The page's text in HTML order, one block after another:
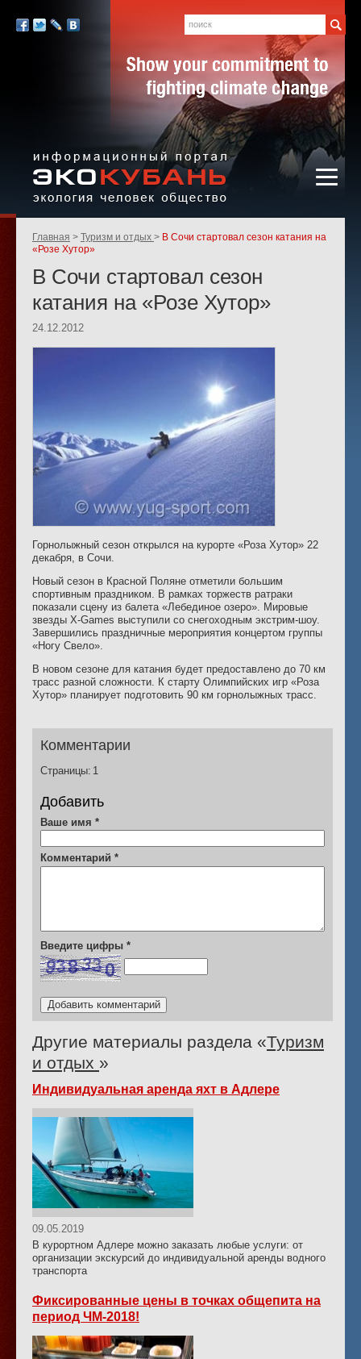
«ЭКО-КУБАНЬ»
человек,
общество
Родительские
страницы:
Главная Туризм и отдых
В Сочи стартовал сезон катания на
«Розе Хутор»
В Сочи стартовал сезон
катания на «Розе Хутор»
24.12.2012
Горнолыжный сезон открылся на курорте «Роза Хутор» 22
декабря, в Сочи.
Новый сезон в Красной Поляне отметили большим
спортивным праздником. В рамках торжеств ратраки
показали сцену из балета «Лебединое озеро». Мировые
звезды X-Games выступили со снегоходным экстрим-шоу.
Завершились праздничные мероприятия концертом группы
«Ногу Свело».
В новом сезоне для катания будет предоставлено до 70 км
трасс разной сложности. К старту Олимпийских игр «Роза
Хутор» планирует подготовить 90 км горнолыжных трасс.
Комментарии
Страницы: 1
Добавить
Ваше имя *
Комментарий *
Введите цифры *
Другие материалы раздела «Туризм
и отдых »
Индивидуальная аренда яхт в Адлере
09.05.2019
В курортном Адлере можно заказать любые услуги: от
организации экскурсий до индивидуальной аренды водного
транспорта
Фиксированные цены в точках общепита на
период ЧМ-2018!
Мы
Поиск